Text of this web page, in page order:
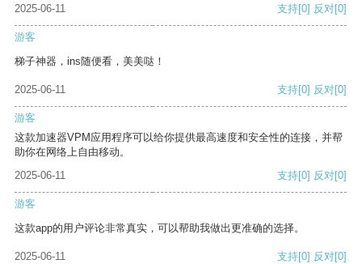
2025-06-11 支持[0] 反对[0]
游客
梯子神器，ins随便看，美美哒！
2025-06-11 支持[0] 反对[0]
游客
这款加速器VPM应用程序可以给你提供最高速度和安全性的连接，并帮
助你在网络上自由移动。
2025-06-11
支持[0] 反对[0]
游客
这款app的用户评论非常真实，可以帮助我做出更准确的选择。
2025-06-11 支持[0] 反对[0]